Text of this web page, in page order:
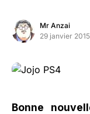
Mr Anzai
29 janvier 2015
Bonne